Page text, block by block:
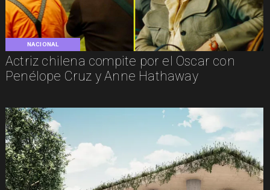
NACIONAL
Actriz chilena compite por el Oscar con
Penélope Cruz y Anne Hathaway